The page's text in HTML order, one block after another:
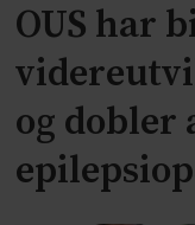
OUS har
og dobler